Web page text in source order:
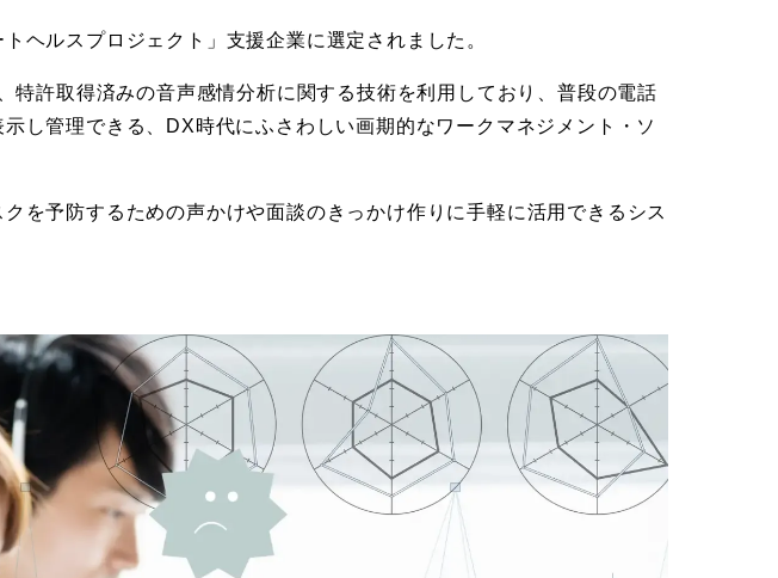
ヘルスプロジェクト」支援企業に選定されました。
許取得済みの音声感情分析に関する技術を利用しており、普段の電話
し管理できる、DX時代にふさわしい画期的なワークマネジメント・ソ
を予防するための声かけや面談のきっかけ作りに手軽に活用できるシス